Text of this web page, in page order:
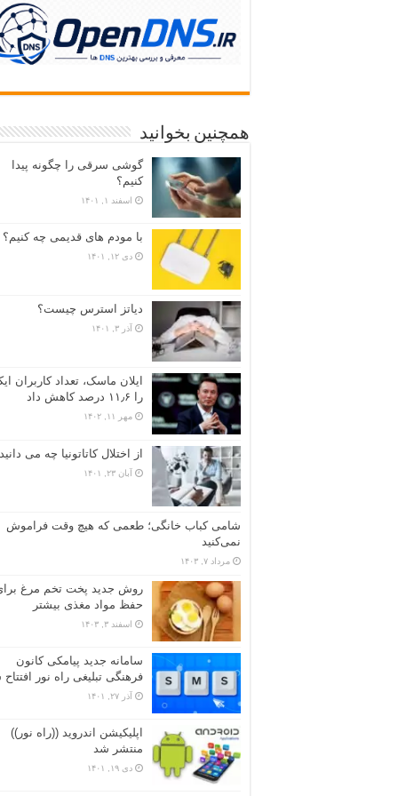
همچنین بخوانید
گوشی سرقی را چگونه پیدا
کنیم؟
اسفند ۱, ۱۴۰۱
با مودم های قدیمی چه کنیم؟
دی ۱۲, ۱۴۰۱
دیاتز استرس چیست؟
آذر ۳, ۱۴۰۱
ایلان ماسک، تعداد کاربران
را ۱۱٫۶ درصد کاهش داد
مهر ۱۱, ۱۴۰۲
از اختلال کاتاتونیا چه می
آبان ۲۳, ۱۴۰۱
شامی کباب خانگی؛ طعمی که هیچ وقت فراموش
نمی‌کنید
مرداد ۷, ۱۴۰۳
روش جدید پخت تخم مرغ
حفظ مواد مغذی بیشتر
اسفند ۳, ۱۴۰۳
سامانه جدید پیامکی کانون
فرهنگی تبلیغی راه نور
آذر ۲۷, ۱۴۰۱
اپلیکیشن اندروید ((راه نور))
منتشر شد
دی ۱۹, ۱۴۰۱